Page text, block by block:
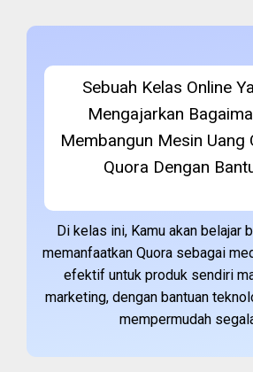
Sebuah Kelas Online
Mengajarkan
Membangun Mesin Uang
Quora Dengan
Di kelas ini, Kamu akan belajar
memanfaatkan Quora sebagai
efektif untuk produk sendiri
marketing, dengan bantuan
mempermudah